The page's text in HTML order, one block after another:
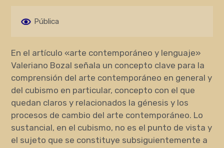
Pública
En el artículo «arte contemporáneo y lenguaje»
Valeriano Bozal señala un concepto clave para la
comprensión del arte contemporáneo en general y
del cubismo en particular, concepto con el que
quedan claros y relacionados la génesis y los
procesos de cambio del arte contemporáneo. Lo
sustancial, en el cubismo, no es el punto de vista y
el sujeto que se constituye subsiguientemente a